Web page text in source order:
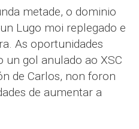
metade, o dominio
Lugo moi replegado e
As oportunidades
un gol anulado ao XSC
de Carlos, non foron
de aumentar a